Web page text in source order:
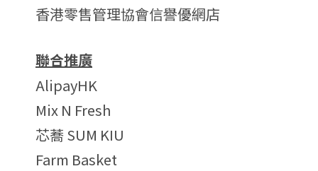
香港零售管理協會信譽優網店
聯合推廣
AlipayHK
Mix N Fresh
芯蕎 SUM KIU
Farm Basket